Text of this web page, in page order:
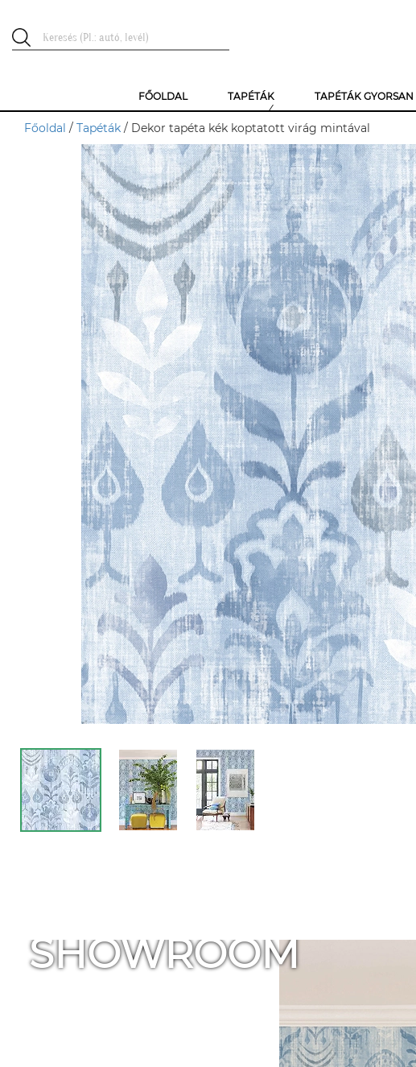
FŐOLDAL TAPÉTÁK TAPÉTÁK GYORSAN
Főoldal / Tapéták / Dekor tapéta kék koptatott virág mintával
SHOWROOM